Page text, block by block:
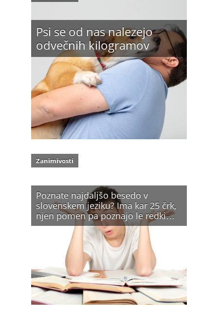
Psi se od nas nalezejo
odvečnih kilogramov
Poznate najdaljšo besedo v
slovenskem jeziku? Ima kar 25 črk,
njen pomen pa poznajo le redki…
Zanimivosti